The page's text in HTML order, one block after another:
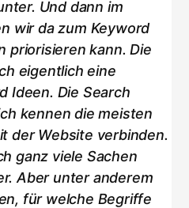
Und dann im
wir da zum Keyword
priorisieren kann. Die
eigentlich eine
Ideen. Die Search
kennen die meisten
der Website verbinden.
ganz viele Sachen
Aber unter anderem
für welche Begriffe